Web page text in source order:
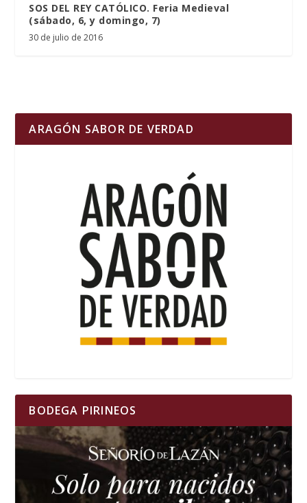
SOS DEL REY CATÓLICO. Feria Medieval
(sábado, 6, y domingo, 7)
30 de julio de 2016
ARAGÓN SABOR DE VERDAD
BODEGA PIRINEOS